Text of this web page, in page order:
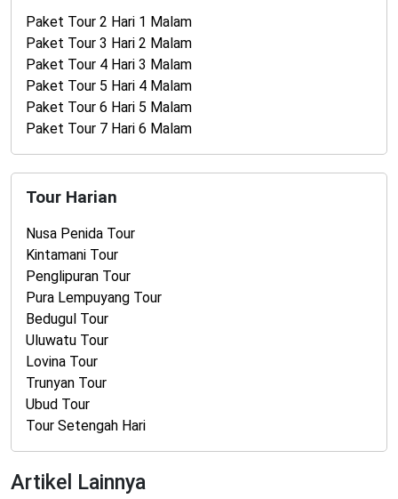
Paket Tour 2 Hari 1 Malam
Paket Tour 3 Hari 2 Malam
Paket Tour 4 Hari 3 Malam
Paket Tour 5 Hari 4 Malam
Paket Tour 6 Hari 5 Malam
Paket Tour 7 Hari 6 Malam
Tour Harian
Nusa Penida Tour
Kintamani Tour
Penglipuran Tour
Pura Lempuyang Tour
Bedugul Tour
Uluwatu Tour
Lovina Tour
Trunyan Tour
Ubud Tour
Tour Setengah Hari
Artikel Lainnya